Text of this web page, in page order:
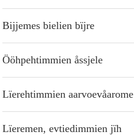
Bijjemes bielien bïjre
Ööhpehtimmien åssjele
Lïerehtimmien aarvoevåarome
Lïeremen, evtiedimmien jïh